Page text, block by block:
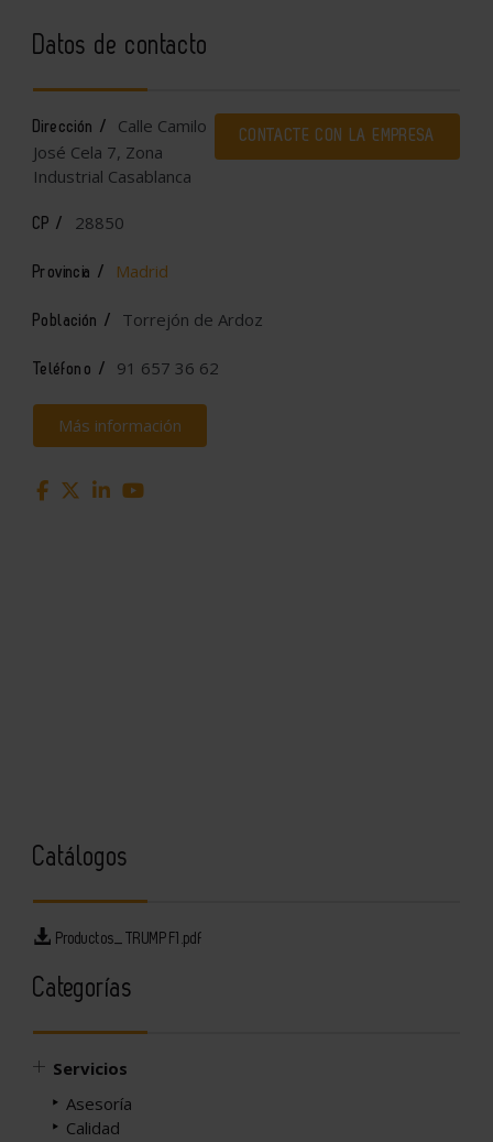
Datos de contacto
CONTACTE CON LA EMPRESA
Dirección /
Calle Camilo
José Cela 7, Zona
Industrial Casablanca
CP / 28850
Provincia / Madrid
Población / Torrejón de Ardoz
Teléfono / 91 657 36 62
Más información
Catálogos
Productos_TRUMPF1.pdf
Categorías
Servicios
Asesoría
Calidad